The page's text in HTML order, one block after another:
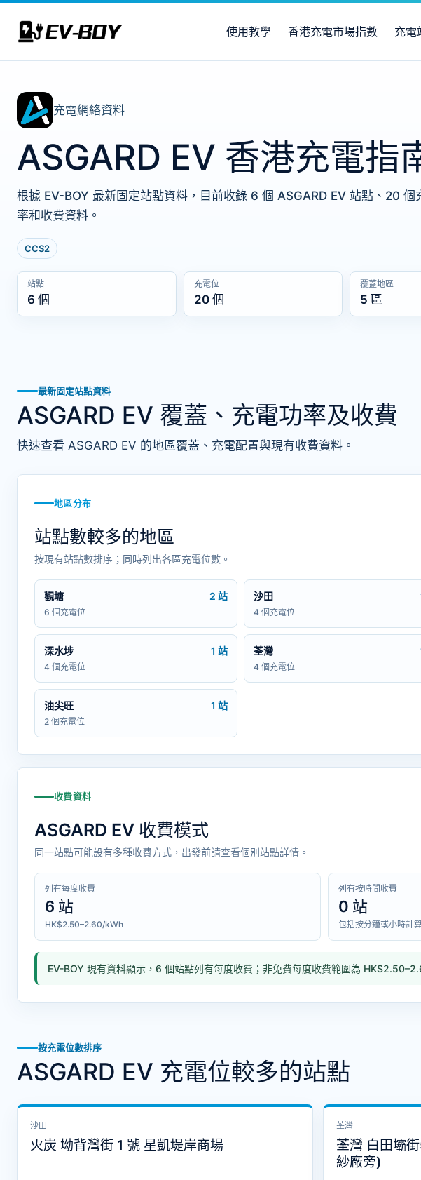
使用教學 香港充電市場指數 充電
充電網絡資料
ASGARD EV 香港充電指
根據 EV-BOY 最新固定站點資料，目前收錄 6 個 ASGARD EV 站點、20
率和收費資料。
CCS2
站點
6 個
充電位
20 個
覆蓋地區
5 區
最新固定站點資料
ASGARD EV 覆蓋、充電功率及收費
快速查看 ASGARD EV 的地區覆蓋、充電配置與現有收費資料。
地區分布
站點數較多的地區
按現有站點數排序；同時列出各區充電位數。
觀塘 2 站
6 個充電位
沙田
4 個充電位
深水埗 1 站
4 個充電位
荃灣
4 個充電位
油尖旺 1 站
2 個充電位
收費資料
ASGARD EV 收費模式
同一站點可能設有多種收費方式，出發前請查看個別站點詳情。
列有每度收費
6 站
HK$2.50–2.60/kWh
列有按時間收費
0 站
包括按分鐘或小時計
EV-BOY 現有資料顯示，6 個站點列有每度收費；非免費每度收費範圍為
按充電位數排序
ASGARD EV 充電位較多的站點
沙田
火炭 坳背灣街 1 號 星凱堤岸商場
荃灣
荃灣 白田壩
紗廠旁)